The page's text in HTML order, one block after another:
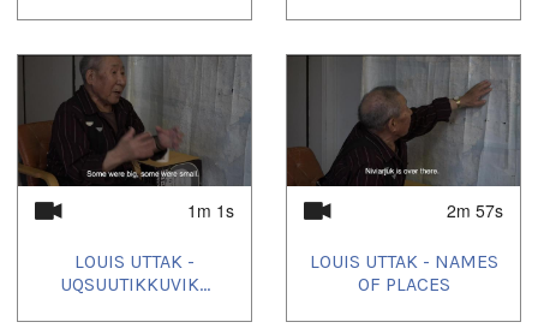
1m 1s
LOUIS UTTAK -
UQSUUTIKKUVIK...
2m 57s
LOUIS UTTAK - NAMES
OF PLACES